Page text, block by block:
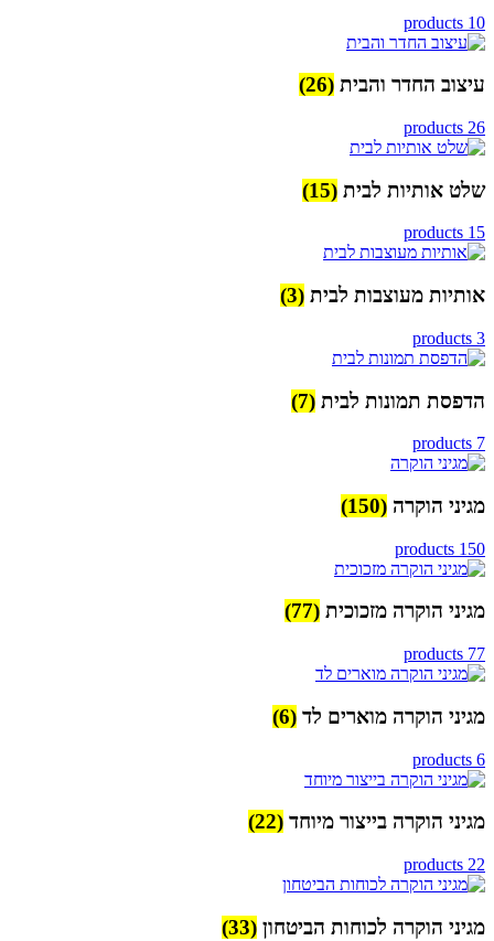
10 products
עיצוב החדר והבית (26)
26 products
שלט אותיות לבית (15)
15 products
אותיות מעוצבות לבית (3)
3 products
הדפסת תמונות לבית (7)
7 products
מגיני הוקרה (150)
150 products
מגיני הוקרה מזכוכית (77)
77 products
מגיני הוקרה מוארים לד (6)
6 products
מגיני הוקרה בייצור מיוחד (22)
22 products
מגיני הוקרה לכוחות הביטחון (33)